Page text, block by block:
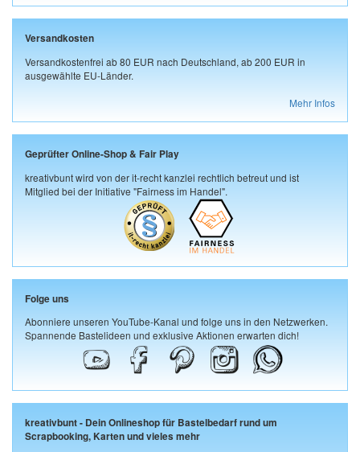
Versandkosten
Versandkostenfrei ab 80 EUR nach Deutschland, ab 200 EUR in
ausgewählte EU-Länder.
Mehr Infos
Geprüfter Online-Shop & Fair Play
kreativbunt wird von der it-recht kanzlei rechtlich betreut und ist
Mitglied bei der Initiative "Fairness im Handel".
Folge uns
Abonniere unseren YouTube-Kanal und folge uns in den Netzwerken.
Spannende Bastelideen und exklusive Aktionen erwarten dich!
kreativbunt - Dein Onlineshop für Bastelbedarf rund um
Scrapbooking, Karten und vieles mehr